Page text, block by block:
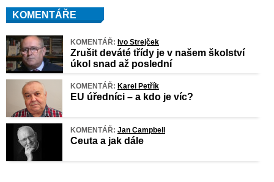
KOMENTÁŘE
KOMENTÁŘ: Ivo Strejček
Zrušit deváté třídy je v našem školství
úkol snad až poslední
KOMENTÁŘ: Karel Petřík
EU úředníci – a kdo je víc?
KOMENTÁŘ: Jan Campbell
Ceuta a jak dále